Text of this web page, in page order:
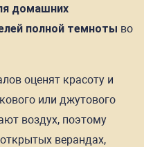
домашних
полной темноты во
оценят красоту и
или джутового
воздух, поэтому
верандах,